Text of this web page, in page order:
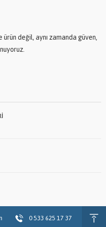
değil, aynı zamanda güven,
0 533 625 17 37